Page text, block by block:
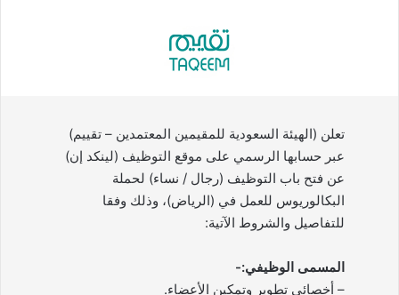
تعلن (الهيئة السعودية للمقيمين المعتمدين – تقييم)
عبر حسابها الرسمي على موقع التوظيف (لينكد إن)
عن فتح باب التوظيف (رجال / نساء) لحملة
البكالوريوس للعمل في (الرياض)، وذلك وفقا
للتفاصيل والشروط الآتية:
المسمى الوظيفي:-
– أخصائي تطوير وتمكين الأعضاء.